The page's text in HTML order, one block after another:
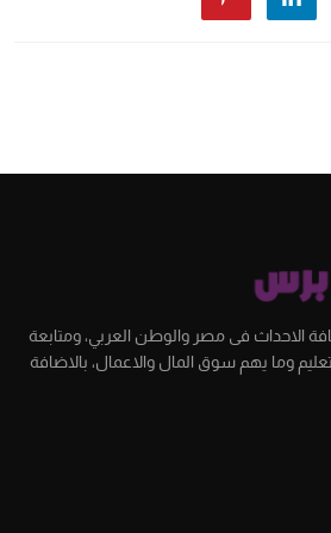
الاحداث فى مصر والوطن العربي، ومتابعة
وما يهم سوق المال والاعمال، بالاضافة